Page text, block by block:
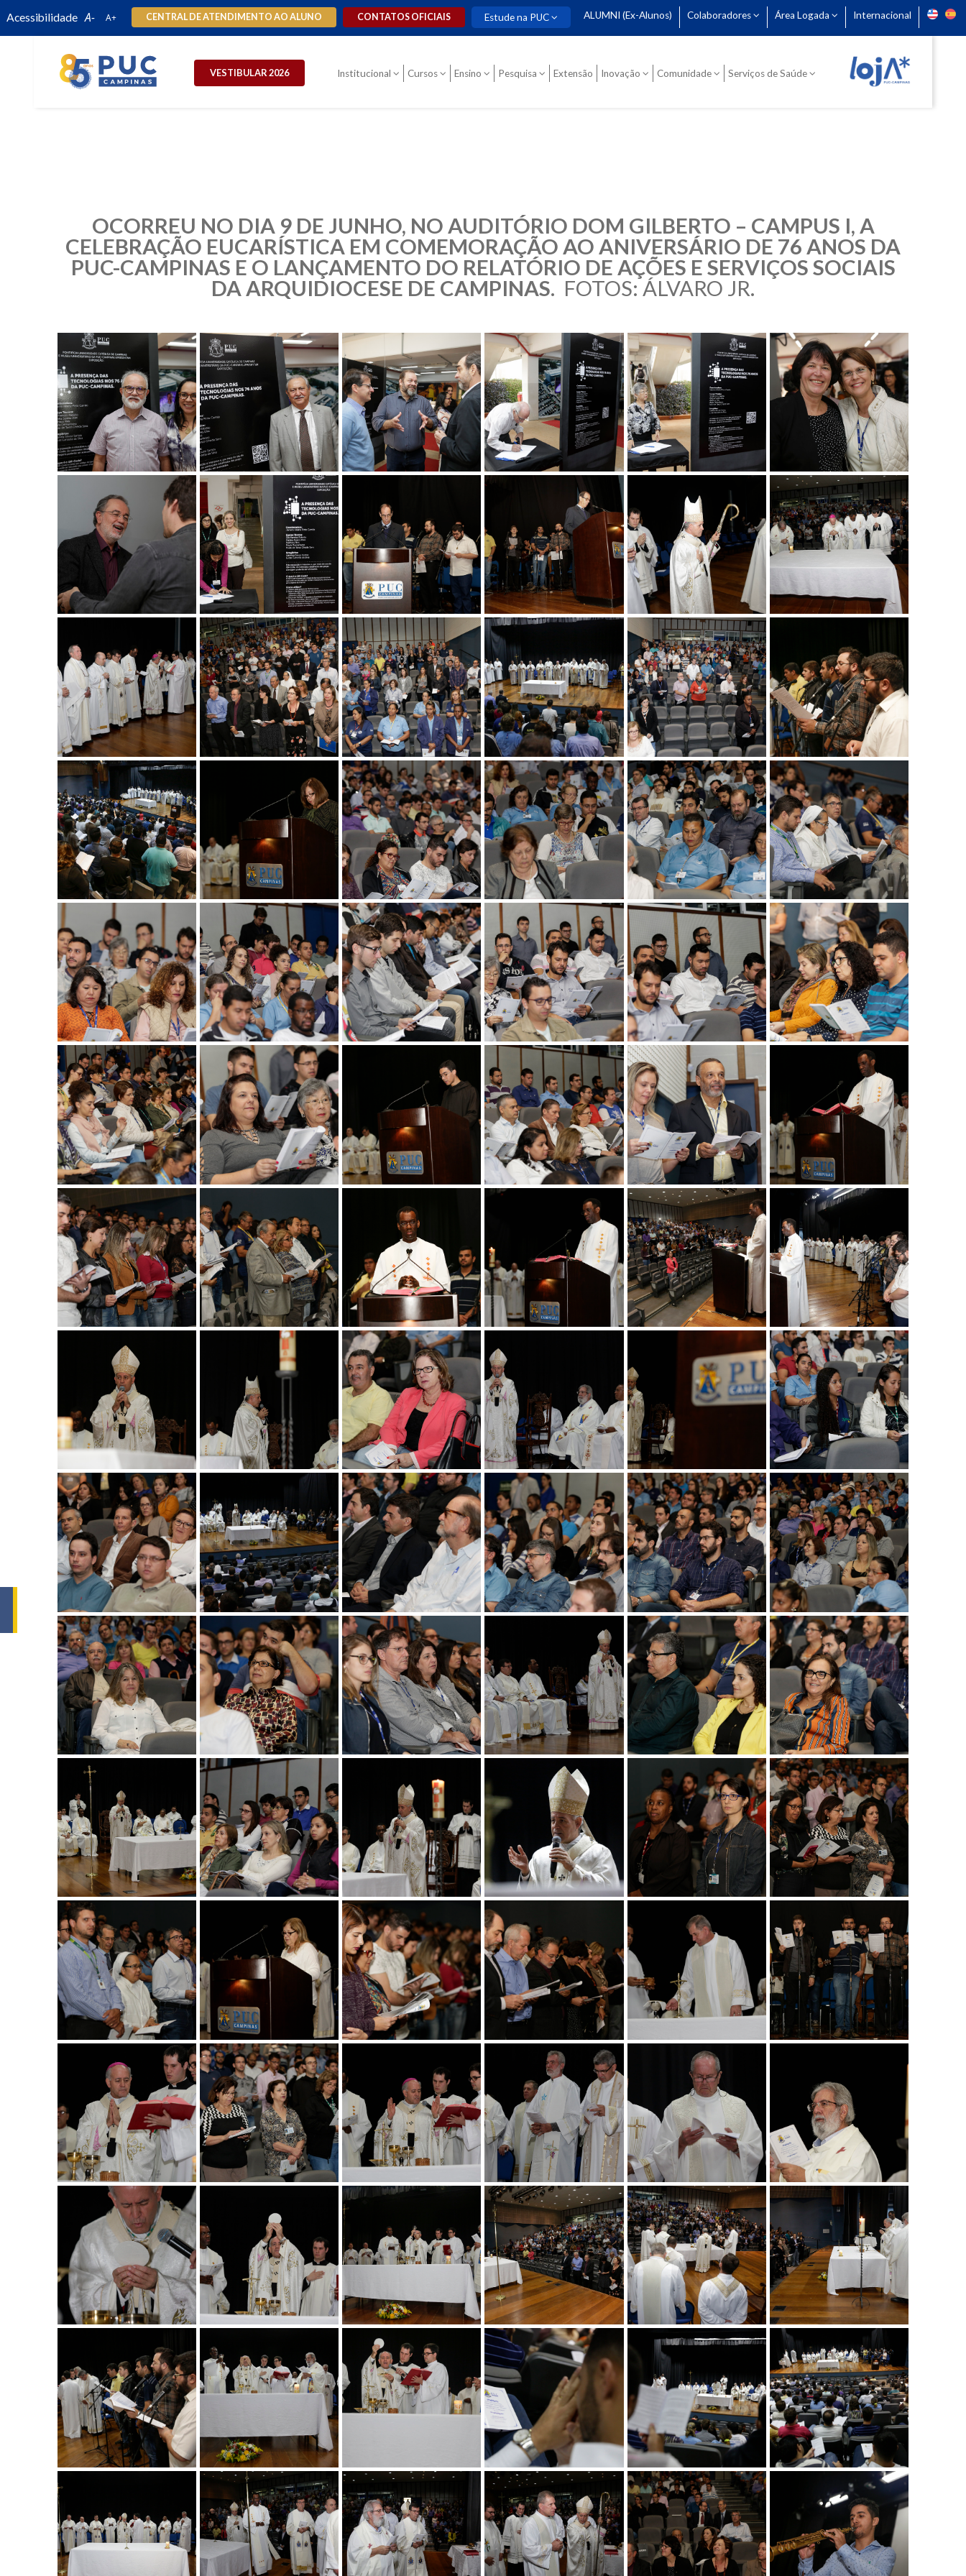
Acessibilidade CENTRAL DE ATENDIMENTO AO ALUNO CONTATOS OFICIAIS Estude na PUC ALUMNI (Ex-Alunos) Colaboradores Área Logada Internacional
VESTIBULAR 2026 Institucional Cursos Ensino Pesquisa Extensão Inovação Comunidade Serviços de Saúde
OCORREU NO DIA 9 DE JUNHO, NO AUDITÓRIO DOM GILBERTO – CAMPUS I, A
CELEBRAÇÃO EUCARÍSTICA EM COMEMORAÇÃO AO ANIVERSÁRIO DE 76 ANOS DA
PUC-CAMPINAS E O LANÇAMENTO DO RELATÓRIO DE AÇÕES E SERVIÇOS SOCIAIS
DA ARQUIDIOCESE DE CAMPINAS. FOTOS: ÁLVARO JR.